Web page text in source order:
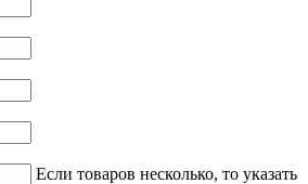
Если товаров несколько, то указать